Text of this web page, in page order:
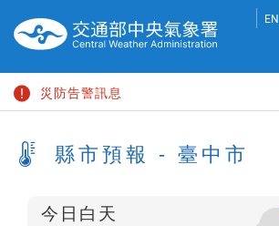
到
要
內
容
塊
EN
災防告警訊息
海上颱風警報
巨浪告警
輸
入
縣市預報 - 臺中市
今日白天